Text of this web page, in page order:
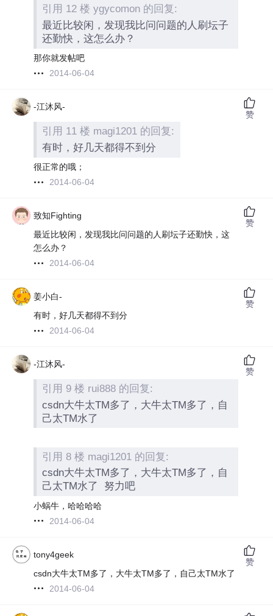
引用 12 楼 ygycomon 的回复:
最近比较闲，发现我比问问题的人刷坛子
还勤快，这怎么办？
那你就发帖吧
2014-06-04
-江沐风-
引用 11 楼 magi1201 的回复:
有时，好几天都得不到分
很正常的哦；
2014-06-04
赞
致知Fighting
最近比较闲，发现我比问问题的人刷坛子还勤快，这
怎么办？
2014-06-04
赞
姜小白-
有时，好几天都得不到分
2014-06-04
赞
-江沐风-
引用 9 楼 rui888 的回复:
csdn大牛太TM多了，大牛太TM多了，自
己太TM水了
引用 8 楼 magi1201 的回复:
csdn大牛太TM多了，大牛太TM多了，自
己太TM水了
努力吧
小蜗牛，哈哈哈哈
2014-06-04
赞
tony4geek
csdn大牛太TM多了，大牛太TM多了，自己太TM水了
2014-06-04
赞